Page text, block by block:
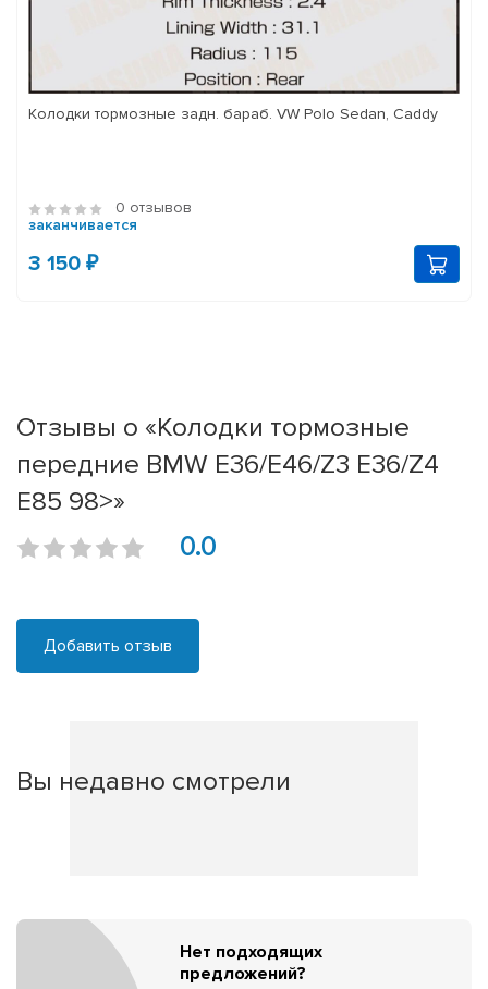
Колодки тормозные задн. бараб. VW Polo Sedan, Caddy
0 отзывов
заканчивается
3 150 ₽
Отзывы о «Колодки тормозные
передние BMW E36/E46/Z3 E36/Z4
E85 98>»
0.0
Добавить отзыв
Вы недавно смотрели
Нет подходящих
предложений?